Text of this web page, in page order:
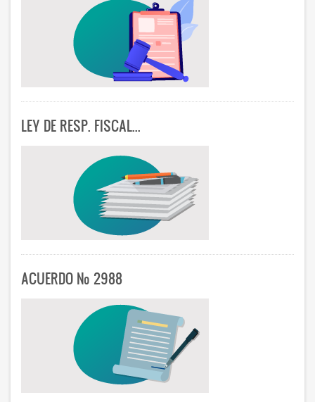
LEY DE RESP. FISCAL...
ACUERDO Nº 2988